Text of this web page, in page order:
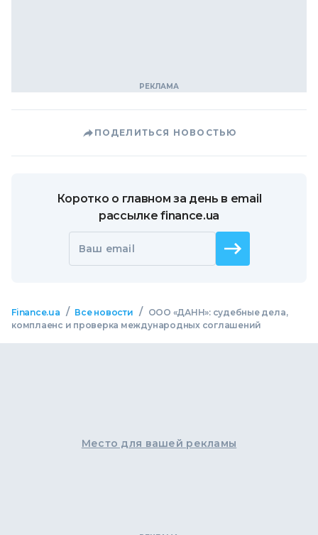
ПОДЕЛИТЬСЯ НОВОСТЬЮ
Коротко о главном за день в email
рассылке finance.ua
Ваш email
Finance.ua / Все новости /
ООО «ДАНН»: судебные дела,
комплаенс и проверка международных соглашений
Место для вашей рекламы